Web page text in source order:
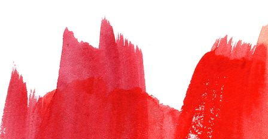
Polaroid_draussen_spielen